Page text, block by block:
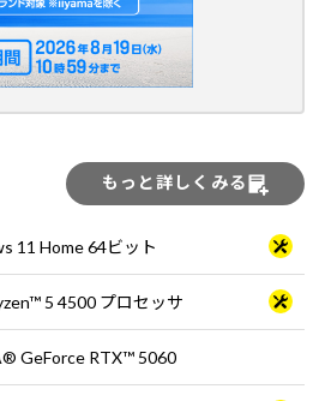
もっと詳しくみる
11 Home 64ビット
5 4500 プロセッサ
GeForce RTX™ 5060